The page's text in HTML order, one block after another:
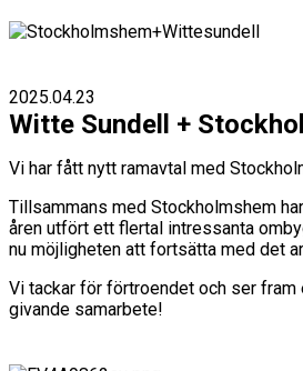
2025.04.23
Witte Sundell +
Vi har fått nytt ramavtal med
Tillsammans med Stockholmshem
åren utfört ett flertal intressanta
nu möjligheten att fortsätta med det
Vi tackar för förtroendet och ser
givande samarbete!